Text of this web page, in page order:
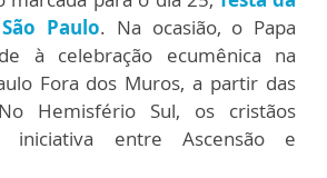
Paulo. Na ocasião, o Papa
à celebração ecumênica na
Fora dos Muros, a partir das
Hemisfério Sul, os cristãos
iniciativa entre Ascensão e